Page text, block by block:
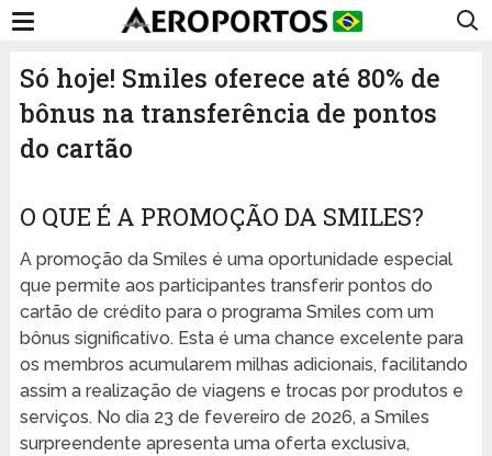
Só hoje! Smiles oferece até 80% de
bônus na transferência de pontos
do cartão
O QUE É A PROMOÇÃO DA SMILES?
A promoção da Smiles é uma oportunidade especial
que permite aos participantes transferir pontos do
cartão de crédito para o programa Smiles com um
bônus significativo. Esta é uma chance excelente para
os membros acumularem milhas adicionais, facilitando
assim a realização de viagens e trocas por produtos e
serviços. No dia 23 de fevereiro de 2026, a Smiles
surpreendente apresenta uma oferta exclusiva,